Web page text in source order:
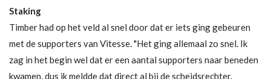
Staking
Timber had op het veld al snel door dat er iets ging gebeuren
met de supporters van Vitesse. "Het ging allemaal zo snel. Ik
zag in het begin wel dat er een aantal supporters naar beneden
kwamen, dus ik meldde dat direct al bij de scheidsrechter.